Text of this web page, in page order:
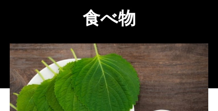
食べ物